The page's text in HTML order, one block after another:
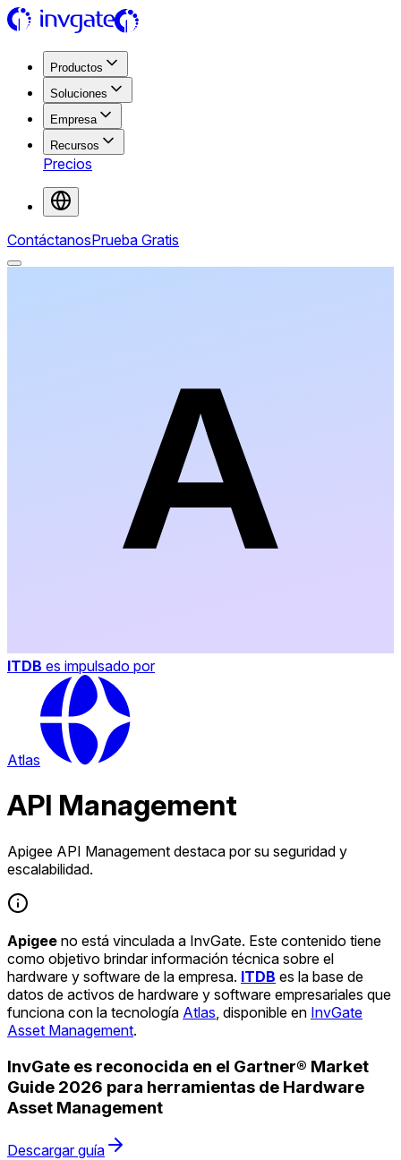
Productos
Soluciones
Empresa
Recursos
Precios
ContáctanosPrueba Gratis
ITDB es impulsado por
Atlas
API Management
Apigee API Management destaca por su seguridad y
escalabilidad.
Apigee no está vinculada a InvGate. Este contenido tiene
como objetivo brindar información técnica sobre el
hardware y software de la empresa. ITDB es la base de
datos de activos de hardware y software empresariales que
funciona con la tecnología Atlas , disponible en InvGate
Asset Management.
InvGate es reconocida en el Gartner® Market
Guide 2026 para herramientas de Hardware
Asset Management
Descargar guía